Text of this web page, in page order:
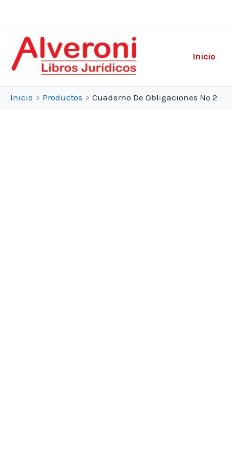
contenido
Inicio
Inicio Productos Cuaderno De Obligaciones Nº 2